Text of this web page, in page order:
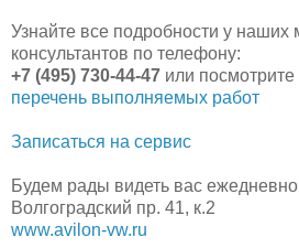
Узнайте все подробности у наших
консультантов по телефону:
+7 (495) 730-44-47 или посмотрите
перечень выполняемых работ
Записаться на сервис
Будем рады видеть вас
Волгоградский пр. 41, к.2
www.avilon-vw.ru